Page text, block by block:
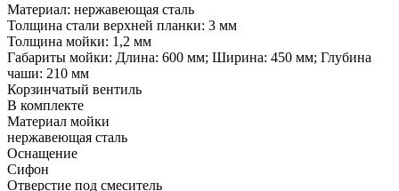
Материал: нержавеющая сталь
Толщина стали верхней планки: 3 мм
Толщина мойки: 1,2 мм
Габариты мойки: Длина: 600 мм; Ширина: 450 мм; Глубина
чаши: 210 мм
Корзинчатый вентиль
В комплекте
Материал мойки
нержавеющая сталь
Оснащение
Сифон
Отверстие под смеситель